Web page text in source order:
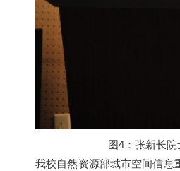
图4：张新长
我校自然资源部城市空间信息